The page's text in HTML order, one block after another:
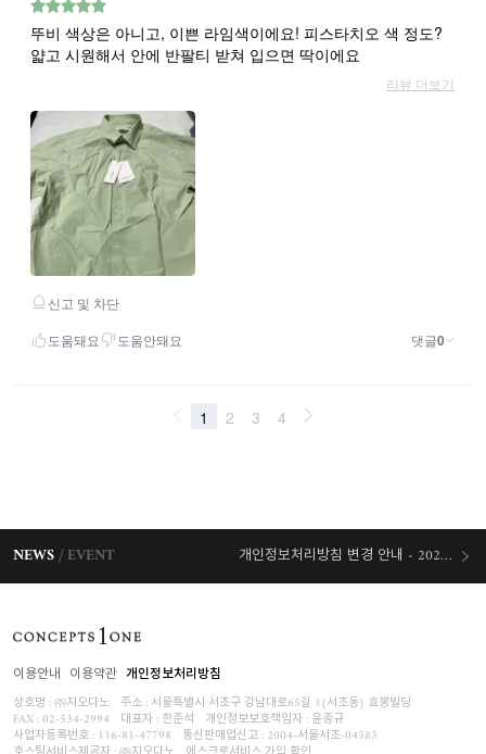
NEWS EVENT 개인정보처리방침 변경 안내 - 2026/07/30 시행
이용안내 이용약관 개인정보처리방침
상호명 : ㈜지오다노 주소 : 서울특별시 서초구 강남대로65길 1(서초동) 효봉빌딩
FAX : 02-534-2994 대표자 : 한준석 개인정보보호책임자 : 윤종규
사업자등록번호 : 116-81-47798 통신판매업신고 : 2004-서울서초-04585